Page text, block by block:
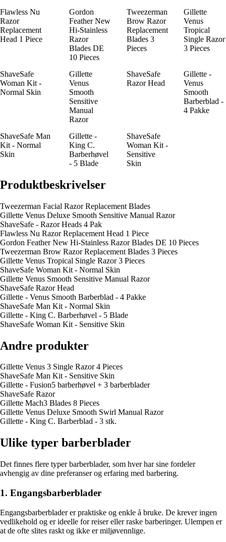
Flawless Nu
Razor
Replacement
Head 1 Piece
Gordon
Feather New
Hi-Stainless
Razor
Blades DE
10 Pieces
Tweezerman
Brow Razor
Replacement
Blades 3
Pieces
Gillette
Venus
Tropical
Single Razor
3 Pieces
ShaveSafe
Woman Kit -
Normal Skin
Gillette
Venus
Smooth
Sensitive
Manual
Razor
ShaveSafe
Razor Head
Gillette -
Venus
Smooth
Barberblad -
4 Pakke
ShaveSafe Man
Kit - Normal
Skin
Gillette -
King C.
Barberhøvel
- 5 Blade
ShaveSafe
Woman Kit -
Sensitive
Skin
Produktbeskrivelser
Tweezerman Facial Razor Replacement Blades
Gillette Venus Deluxe Smooth Sensitive Manual Razor
ShaveSafe - Razor Heads 4 Pak
Flawless Nu Razor Replacement Head 1 Piece
Gordon Feather New Hi-Stainless Razor Blades DE 10 Pieces
Tweezerman Brow Razor Replacement Blades 3 Pieces
Gillette Venus Tropical Single Razor 3 Pieces
ShaveSafe Woman Kit - Normal Skin
Gillette Venus Smooth Sensitive Manual Razor
ShaveSafe Razor Head
Gillette - Venus Smooth Barberblad - 4 Pakke
ShaveSafe Man Kit - Normal Skin
Gillette - King C. Barberhøvel - 5 Blade
ShaveSafe Woman Kit - Sensitive Skin
Andre produkter
Gillette Venus 3 Single Razor 4 Pieces
ShaveSafe Man Kit - Sensitive Skin
Gillette - Fusion5 barberhøvel + 3 barberblader
ShaveSafe Razor
Gillette Mach3 Blades 8 Pieces
Gillette Venus Deluxe Smooth Swirl Manual Razor
Gillette - King C. Barberblad - 3 stk.
Ulike typer barberblader
Det finnes flere typer barberblader, som hver har sine fordeler
avhengig av dine preferanser og erfaring med barbering.
1. Engangsbarberblader
Engangsbarberblader er praktiske og enkle å bruke. De krever ingen
vedlikehold og er ideelle for reiser eller raske barberinger. Ulempen er
at de ofte slites raskt og ikke er miljøvennlige.